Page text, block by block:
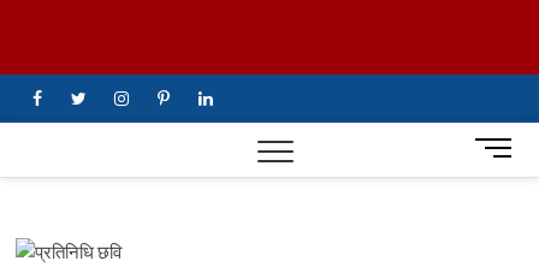
facebooktwitterinstagrampinterestlinkedin
M
e